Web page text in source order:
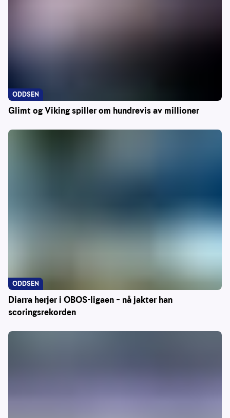
Glimt og Viking spiller om hundrevis av millioner
ODDSEN
Diarra herjer i OBOS-ligaen – nå jakter han
scoringsrekorden
ODDSEN